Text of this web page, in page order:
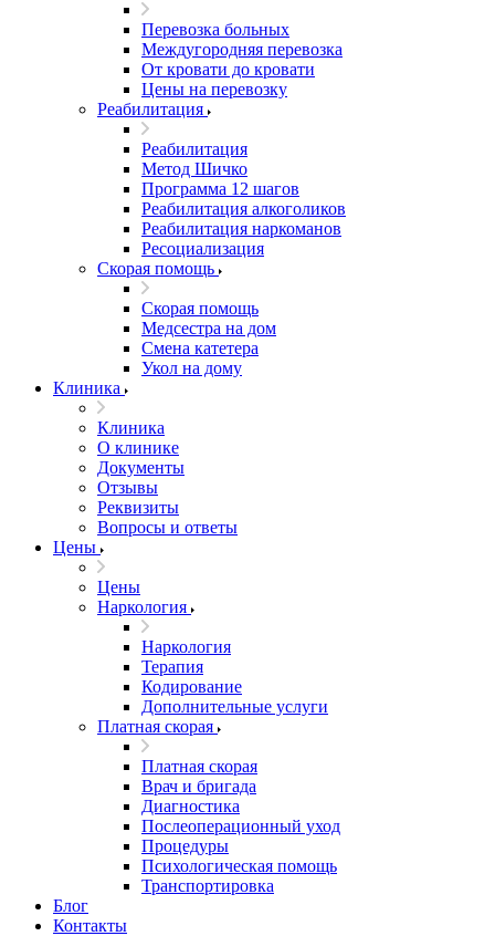
Перевозка больных
Междугородняя перевозка
От кровати до кровати
Цены на перевозку
Реабилитация
Реабилитация
Метод Шичко
Программа 12 шагов
Реабилитация алкоголиков
Реабилитация наркоманов
Ресоциализация
Скорая помощь
Скорая помощь
Медсестра на дом
Смена катетера
Укол на дому
Клиника
Клиника
О клинике
Документы
Отзывы
Реквизиты
Вопросы и ответы
Цены
Цены
Наркология
Наркология
Терапия
Кодирование
Дополнительные услуги
Платная скорая
Платная скорая
Врач и бригада
Диагностика
Послеоперационный уход
Процедуры
Психологическая помощь
Транспортировка
Блог
Контакты